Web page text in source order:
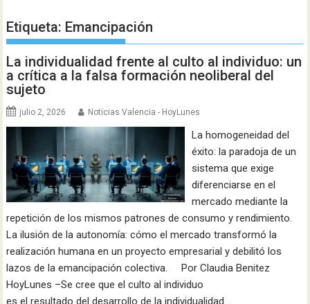
Etiqueta: Emancipación
La individualidad frente al culto al individuo: un
a crítica a la falsa formación neoliberal del
sujeto
julio 2, 2026 Noticias Valencia - HoyLunes
La homogeneidad del
éxito: la paradoja de un
sistema que exige
diferenciarse en el
mercado mediante la
repetición de los mismos patrones de consumo y rendimiento.
La ilusión de la autonomía: cómo el mercado transformó la
realización humana en un proyecto empresarial y debilitó los
lazos de la emancipación colectiva. Por Claudia Benitez
HoyLunes –Se cree que el culto al individuo
es el resultado del desarrollo de la individualidad…